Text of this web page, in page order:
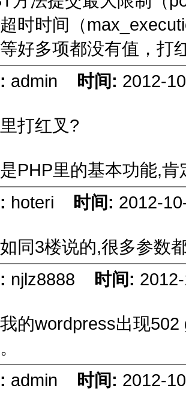
时时间（
好多项都没有值，打
admin 时间: 2012-
打红叉?
PHP里的基本功能,肯
hoteri 时间: 2012-
同3楼说的,很多参数
njlz8888 时间:
的wordpress出现
admin 时间: 2012-